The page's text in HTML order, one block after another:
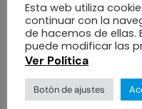
ANESTESIÓLOGO
Esta web utiliza
continuar con la
de hacemos de ellas.
puede modificar las
Ver Política
Botón de ajustes